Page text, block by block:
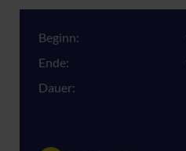
Beginn:
Ende:
Dauer: